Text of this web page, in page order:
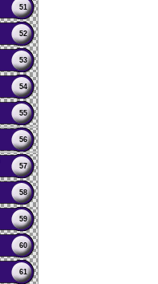
51
52
53
54
55
56
57
58
59
60
61